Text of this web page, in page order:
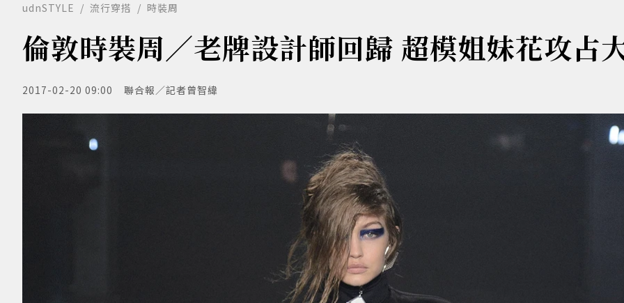
udnSTYLE 流行穿搭 時裝周
倫敦時裝周／老牌設計師回歸 超模姐妹花攻占
2017-02-20 09:00 聯合報／記者曾智緯